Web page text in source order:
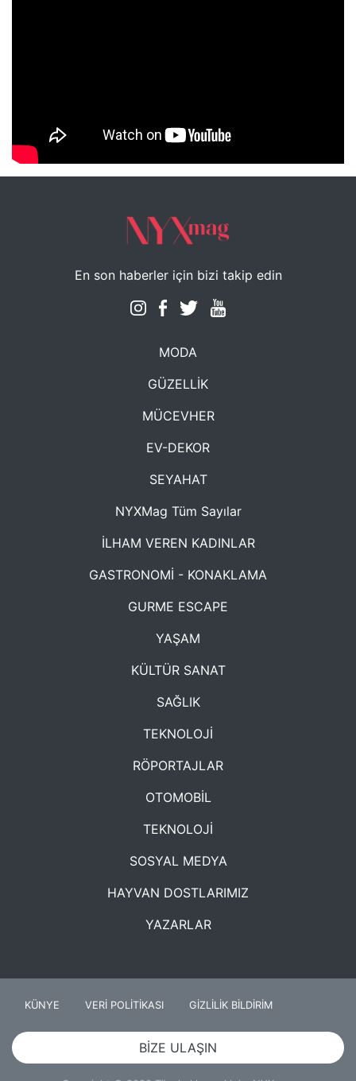
NYXmag 2. Yaş Kutlama Etkinliği
En son haberler için bizi takip edin
MODA
GÜZELLİK
MÜCEVHER
EV-DEKOR
SEYAHAT
NYXMag Tüm Sayılar
İLHAM VEREN KADINLAR
GASTRONOMİ - KONAKLAMA
GURME ESCAPE
YAŞAM
KÜLTÜR SANAT
SAĞLIK
TEKNOLOJİ
RÖPORTAJLAR
OTOMOBİL
TEKNOLOJİ
SOSYAL MEDYA
HAYVAN DOSTLARIMIZ
YAZARLAR
KÜNYE VERİ POLİTİKASI GİZLİLİK BİLDİRİM
BİZE ULAŞIN